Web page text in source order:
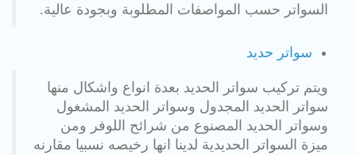
السواتر حسب المواصفات المطلوبة وبجودة عالية.
سواتر حديد
ويتم تركيب سواتر الحديد بعدة انواع واشكال منها
سواتر الحديد المجدول وسواتر الحديد المشغول
وسواتر الحديد المصنوع من شرائح اللوفر ومن
ميزة السواتر الحديدية لدينا انها رخيصه نسبيا مقارنه